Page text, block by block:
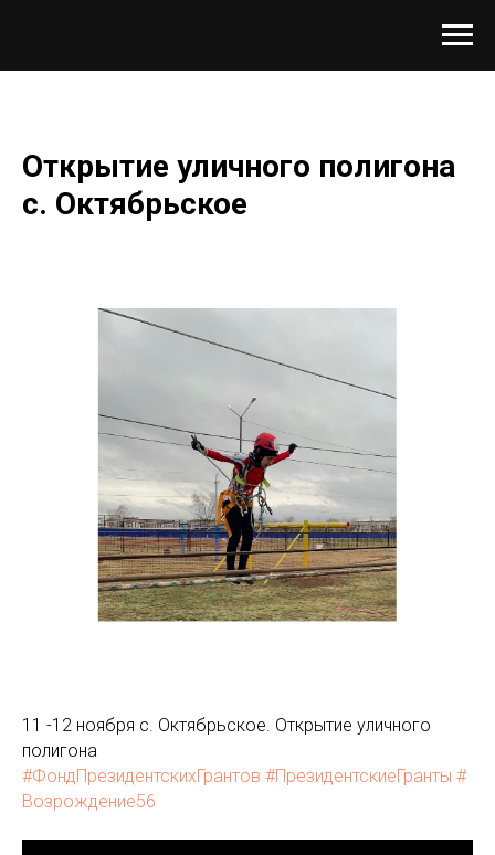
Открытие уличного полигона
с. Октябрьское
11 -12 ноября с. Октябрьское. Открытие уличного
полигона
#ФондПрезидентскихГрантов #ПрезидентскиеГранты #
Возрождение56